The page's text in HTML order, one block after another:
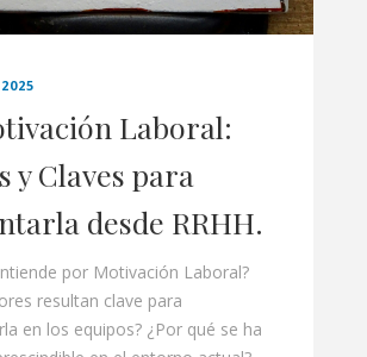
Laboral:
y Claves para
desde RRHH.
por Motivación Laboral?
resultan clave para
en los equipos? ¿Por qué se ha